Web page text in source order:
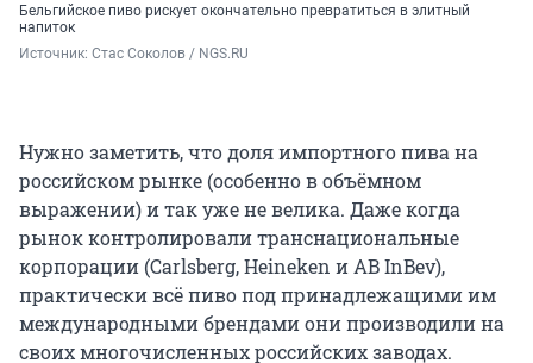
Бельгийское пиво рискует окончательно превратиться в элитный
напиток
Источник: Стас Соколов / NGS.RU
Нужно заметить, что доля импортного пива на
российском рынке (особенно в объёмном
выражении) и так уже не велика. Даже когда
рынок контролировали транснациональные
корпорации (Carlsberg, Heineken и AB InBev),
практически всё пиво под принадлежащими им
международными брендами они производили на
своих многочисленных российских заводах.